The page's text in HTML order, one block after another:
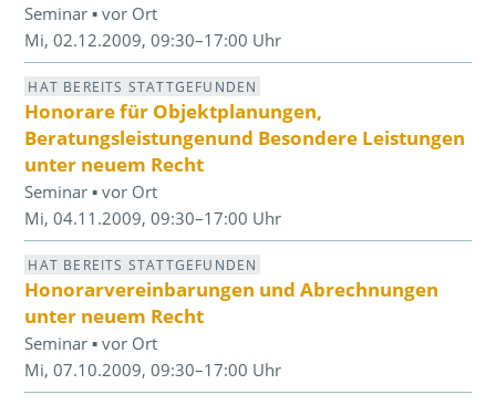
Seminar ▪ vor Ort
Mi, 02.12.2009, 09:30–17:00 Uhr
HAT BEREITS STATTGEFUNDEN
Honorare für Objektplanungen,
Beratungsleistungenund Besondere Leistungen
unter neuem Recht
Seminar ▪ vor Ort
Mi, 04.11.2009, 09:30–17:00 Uhr
HAT BEREITS STATTGEFUNDEN
Honorarvereinbarungen und Abrechnungen
unter neuem Recht
Seminar ▪ vor Ort
Mi, 07.10.2009, 09:30–17:00 Uhr